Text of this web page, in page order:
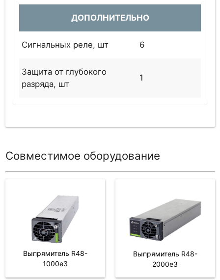
ДОПОЛНИТЕЛЬНО
Сигнальных реле, шт 6
Защита от глубокого
разряда, шт
1
Совместимое оборудование
Выпрямитель R48-
1000e3
Выпрямитель R48-
2000e3